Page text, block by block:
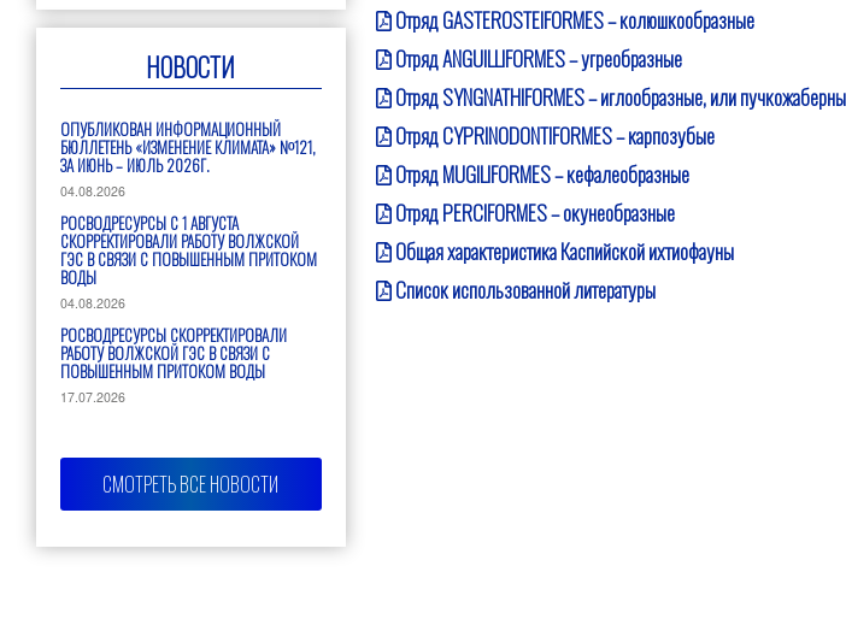
НОВОСТИ
ОПУБЛИКОВАН ИНФОРМАЦИОННЫЙ
БЮЛЛЕТЕНЬ «ИЗМЕНЕНИЕ КЛИМАТА» №121,
ЗА ИЮНЬ – ИЮЛЬ 2026Г.
04.08.2026
РОСВОДРЕСУРСЫ С 1 АВГУСТА
СКОРРЕКТИРОВАЛИ РАБОТУ ВОЛЖСКОЙ
ГЭС В СВЯЗИ С ПОВЫШЕННЫМ ПРИТОКОМ
ВОДЫ
04.08.2026
РОСВОДРЕСУРСЫ СКОРРЕКТИРОВАЛИ
РАБОТУ ВОЛЖСКОЙ ГЭС В СВЯЗИ С
ПОВЫШЕННЫМ ПРИТОКОМ ВОДЫ
17.07.2026
СМОТРЕТЬ ВСЕ НОВОСТИ
Отряд GASTEROSTEIFORMES – колюшкообразные
Отряд ANGUILLIFORMES – угреобразные
Отряд SYNGNATHIFORMES – иглообразные, или
Отряд CYPRINODONTIFORMES – карпозубые
Отряд MUGILIFORMES – кефалеобразные
Отряд PERCIFORMES – окунеобразные
Общая характеристика Каспийской ихтиофауны
Список использованной литературы